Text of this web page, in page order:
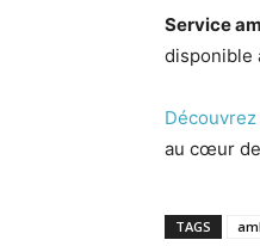
Service
disponible
au cœur
TAGS